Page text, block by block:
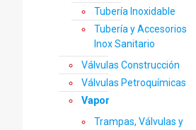
Tubería Inoxidable
Tubería y Accesorios
Inox Sanitario
Válvulas Construcción
Válvulas Petroquímicas
Vapor
Trampas, Válvulas y